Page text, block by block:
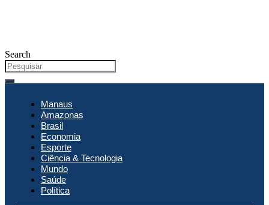
Search
Manaus
Amazonas
Brasil
Economia
Esporte
Ciência & Tecnologia
Mundo
Saúde
Política